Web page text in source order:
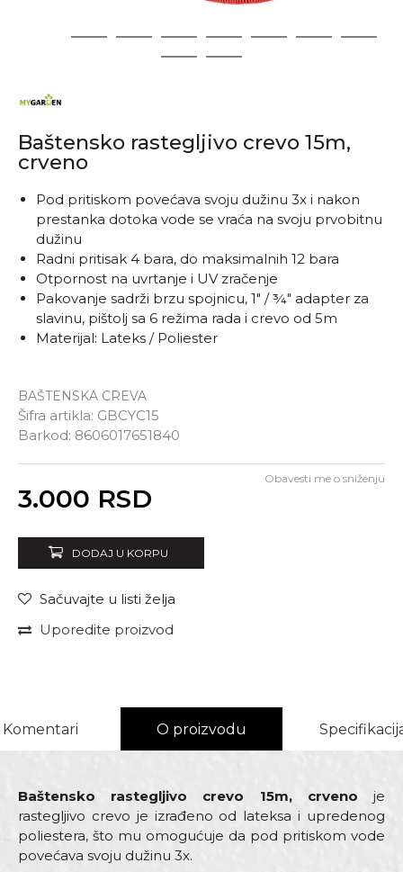
2 3 4 5 6 7
8
9
10
Baštensko rastegljivo crevo 15m,
crveno
BAŠTENSKA CREVA
Šifra artikla: GBCYC15
Barkod: 8606017651840
Pod pritiskom povećava svoju dužinu 3x i nakon
prestanka dotoka vode se vraća na svoju prvobitnu
dužinu
Radni pritisak 4 bara, do maksimalnih 12 bara
Otpornost na uvrtanje i UV zračenje
Pakovanje sadrži brzu spojnicu, 1" / ¾" adapter za
slavinu, pištolj sa 6 režima rada i crevo od 5m
Materijal: Lateks / Poliester
3.000 RSD
Obavesti me o sniženju
DODAJ U KORPU
Sačuvajte u listi želja
Uporedite proizvod
Komentari O proizvodu
Baštensko rastegljivo crevo 15m, crveno je
rastegljivo crevo je izrađeno od lateksa i upredenog
poliestera, što mu omogućuje da pod pritiskom vode
povećava svoju dužinu 3x.